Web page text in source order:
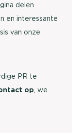
delen
en interessante
van onze
PR te
op , we